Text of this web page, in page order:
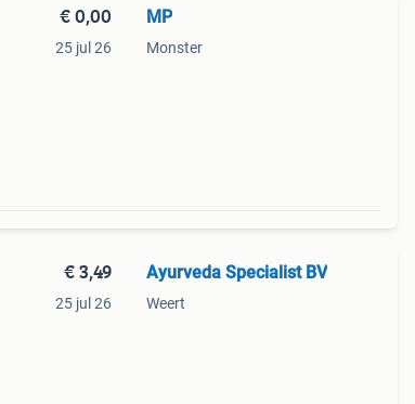
€ 0,00
25 jul 26
MP
Monster
€ 3,49
25 jul 26
Ayurveda Specialist BV
Weert